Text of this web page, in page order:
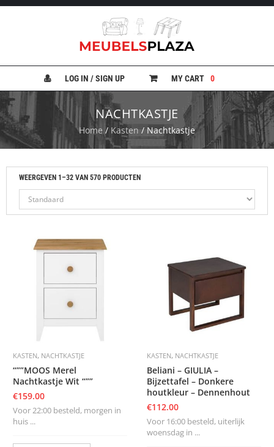
E
N
B
E
D
B
U
B
S
LOG IN / SIGN UP MY CART 0
NACHTKASTJE
Home / Kasten/ Nachtkastje
WEERGEVEN 1–32 VAN 570 PRODUCTEN
KASTEN, NACHTKASTJE
“””MOOS Merel
Nachtkastje Wit “””
€159.00
Voor 22:00 besteld, morgen in
huis ...
KASTEN, NACHTKASTJE
Beliani – GIULIA –
Bijzettafel – Donkere
houtkleur – Dennenhout
€112.00
Voor 16:00 besteld, uiterlijk
woensdag in ...